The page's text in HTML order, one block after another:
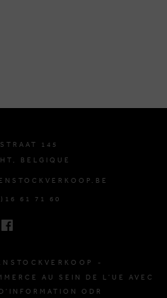
145
BELGIQUE
61 71 60
-
AU SEIN DE L'UE AVEC
ODR